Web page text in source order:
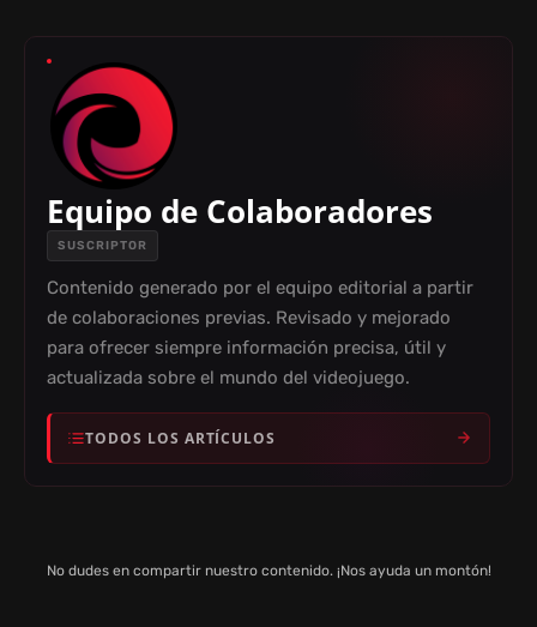
Equipo de Colaboradores
SUSCRIPTOR
Contenido generado por el equipo editorial a partir
de colaboraciones previas. Revisado y mejorado
para ofrecer siempre información precisa, útil y
actualizada sobre el mundo del videojuego.
TODOS LOS ARTÍCULOS
No dudes en compartir nuestro contenido. ¡Nos ayuda un montón!